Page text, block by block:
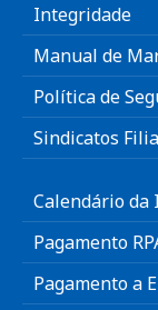
Integridade
Manual de
Política de
Sindicatos
Calendário
Pagamento
Pagamento a